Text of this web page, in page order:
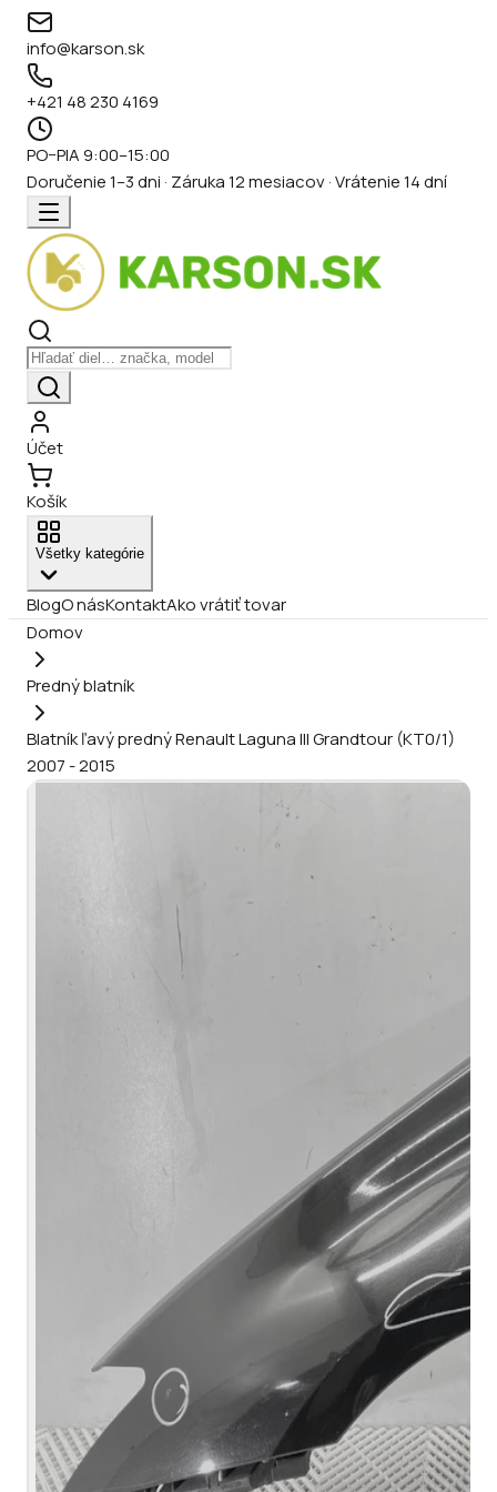
info@karson.sk
+421 48 230 4169
PO–PIA 9:00–15:00
Doručenie 1–3 dni · Záruka 12 mesiacov · Vrátenie 14 dní
Účet
Košík
Všetky kategórie
BlogO násKontaktAko vrátiť tovar
Domov
Predný blatník
Blatník ľavý predný Renault Laguna III Grandtour (KT0/1)
2007 - 2015